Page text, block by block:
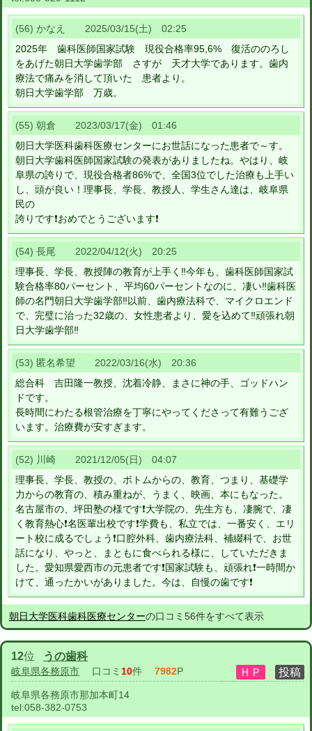
(56) かなえ 2025/03/15(土) 02:25
2025年 歯科医師国家試験 現役合格率95,6% 復活ののろし
をあげた朝日大学歯学部 さすが 天才大学であります。歯内
療法で痛みを消して頂いた 患者より。
朝日大学歯学部 万歳。
(55) 朝倉 2023/03/17(金) 01:46
朝日大学医科歯科医療センターにお世話になった患者で～す。
朝日大学歯科医師国家試験の発表がありましたね。やはり、岐
阜県の誇りで、現役合格者86%で、全国3位でした治療も上手い
し、頭が良い！理事長、学長、教授人、学生さん達は、岐阜県
民の
誇りです❗️おめでとうございます❗️
(54) 長尾 2022/04/12(火) 20:25
理事長、学長、教授陣の教育が上手く‼️今年も、歯科医師国家試
験合格率80パーセント、平均60パーセントなのに、凄い‼️歯科医
師の名門朝日大学歯学部‼️以前、歯内療法科で、マイクロエンド
で、完璧に治った32歳の、女性患者より、愛を込めて‼️頑張れ朝
日大学歯学部‼️
(53) 匿名希望 2022/03/16(水) 20:36
総合科 吉田隆一教授、沈着冷静、まさに神の手、ゴッドハン
ドです。
長時間にわたる根管治療を丁寧にやってくださって有難うござ
います。治療費が安すぎます。
(52) 川崎 2021/12/05(日) 04:07
理事長、学長、教授の、ボトムからの、教育、つまり、基礎学
力からの教育の、積み重ねが、うまく、映画、本にもなった。
名古屋市の、坪田塾の様です❗️大学院の、先生方も、凄腕で、凄
く教育熱心❗️名医輩出校です❗️学費も、私立では、一番安く、エリ
ート校に成るでしょう❗️口腔外科、歯内療法科、補綴科で、お世
話になり、やっと、まともに食べられる様に、していただきま
した。愛知県愛西市の元患者です❗️国家試験も、頑張れ❗️一時間か
けて、通ったかいがありました。今は、自慢の歯です❗️
朝日大学医科歯科医療センターの口コミ56件をすべて表示
12位 うの歯科
岐阜県各務原市 口コミ 10件 7982P
岐阜県各務原市那加本町14
tel:058-382-0753